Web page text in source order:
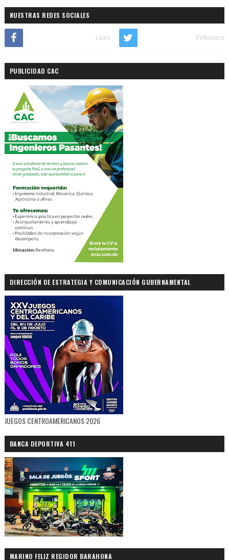
NUESTRAS REDES SOCIALES
Likes Followers
PUBLICIDAD CAC
DIRECCIÓN DE ESTRATEGIA Y COMUNICACIÓN GUBERNAMENTAL
JUEGOS CENTROAMERICANOS 2026
BANCA DEPORTIVA 411
MARINO FELIZ REGIDOR BARAHONA